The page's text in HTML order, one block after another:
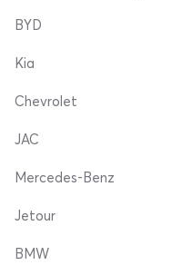
BYD
Kia
Chevrolet
JAC
Mercedes-Benz
Jetour
BMW